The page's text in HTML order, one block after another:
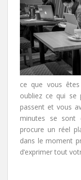
ce que vous
oubliez ce qui se
passent et vous
minutes se sont
procure un réel
dans le moment
d’exprimer tout